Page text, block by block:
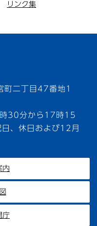
リンク集
二丁目47番地1
時30分から17時15
、休日および12月
内
庁